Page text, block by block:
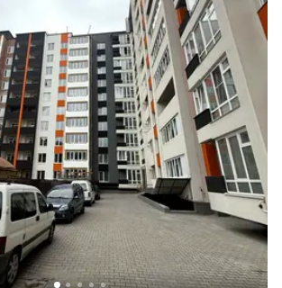
$ 500 per m²
Будинок 1
ЖД Хмельницкий
квартири на ЗД - поверх: 8 з 10; - площа: 60
- планування: не кутова; - ремонт: стан від
стяжка підлоги, розводка електрики
газовий котел, вхідні двері, вікна; -
without renovation AI